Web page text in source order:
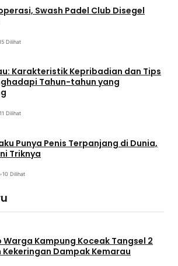
Swash Padel Club Disegel
Dilihat
Karakteristik Kepribadian dan Tips
Tahun-tahun yang
11 Dilihat
Punya Penis Terpanjang di Dunia,
Triknya
•10 Dilihat
Warga Kampung Koceak Tangsel 2
Kekeringan Dampak Kemarau